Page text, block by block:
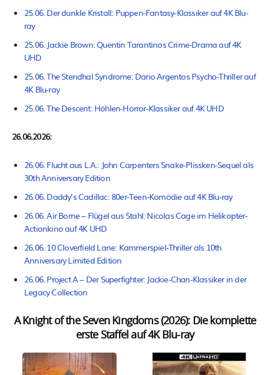
25.06. Der dunkle Kristall: Puppen-Fantasy-Klassiker auf 4K Blu-
ray
25.06. Jackie Brown: Quentin Tarantinos Crime-Drama auf 4K
UHD
25.06. The Stendhal Syndrome: Dario Argentos Psycho-Thriller auf
4K Blu-ray
25.06. The Descent: Höhlen-Horror-Klassiker auf 4K UHD
26.06.2026:
26.06. Flucht aus L.A.: John Carpenters Snake-Plissken-Sequel als
30th Anniversary Edition
26.06. Daddy’s Cadillac: 80er-Teen-Komödie auf 4K Blu-ray
26.06. Air Borne – Flügel aus Stahl: Nicolas Cage im Helikopter-
Actionkino auf 4K UHD
26.06. 10 Cloverfield Lane: Kammerspiel-Thriller als 10th
Anniversary Limited Edition
26.06. Project A – Der Superfighter: Jackie-Chan-Klassiker in der
Legacy Collection
A Knight of the Seven Kingdoms (2026): Die komplette
erste Staffel auf 4K Blu-ray